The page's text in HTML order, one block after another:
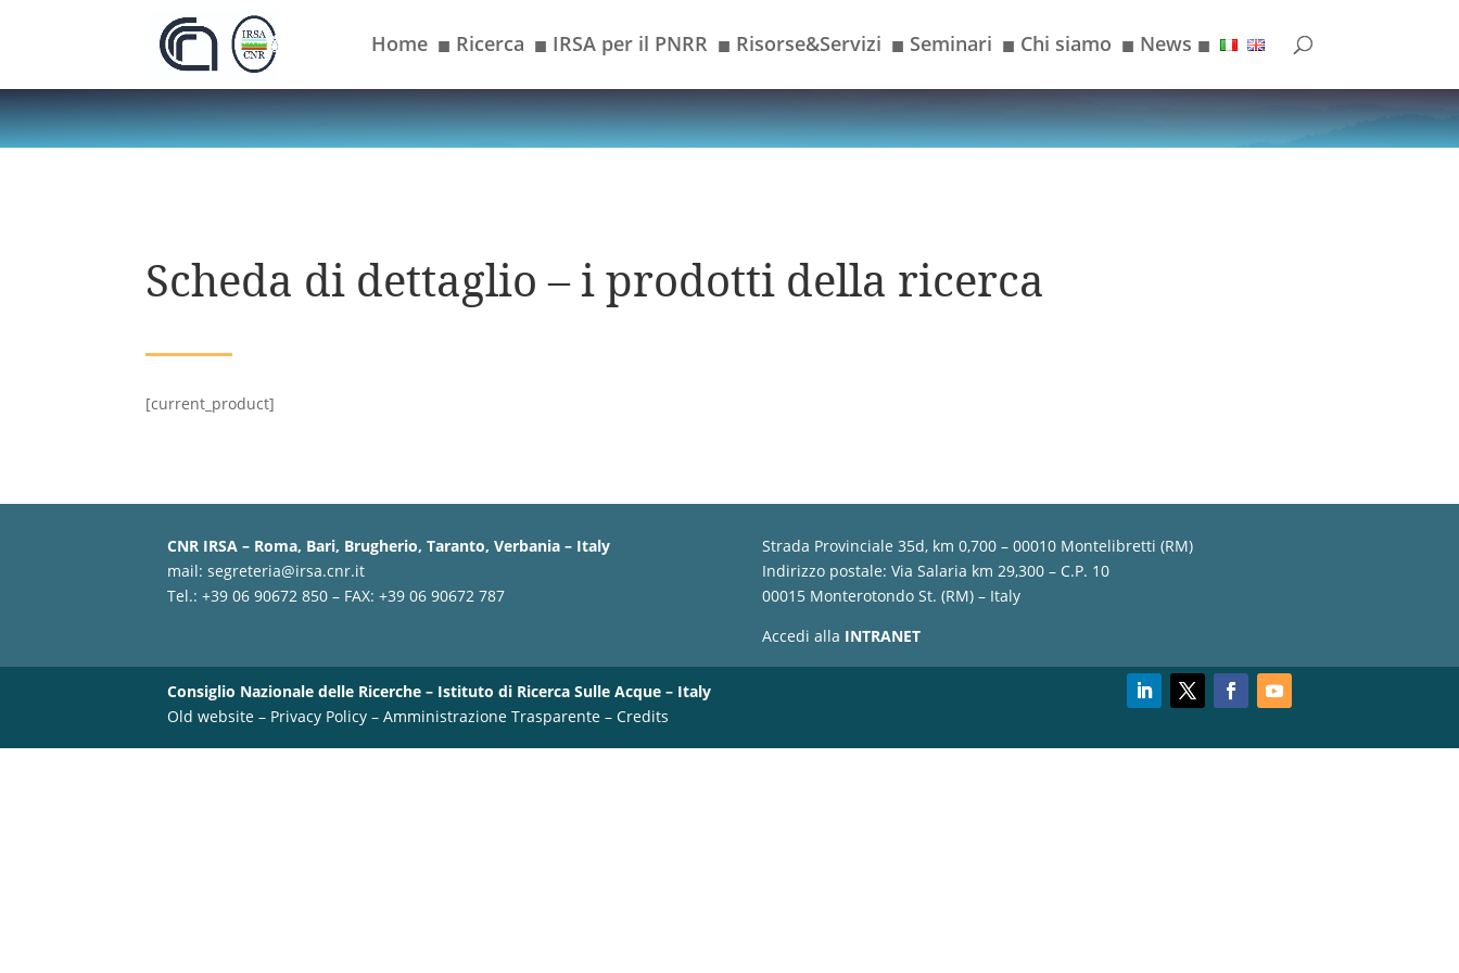
Home ■ Ricerca ■ IRSA per il PNRR ■ Risorse&Servizi ■ Seminari ■ Chi siamo ■ News ■
Scheda di dettaglio – i prodotti della ricerca
[current_product]
CNR IRSA – Roma, Bari, Brugherio, Taranto, Verbania – Italy
mail:segreteria@irsa.cnr.it
Tel.: +39 06 90672 850 – FAX: +39 06 90672 787
Strada Provinciale 35d, km 0,700 – 00010 Montelibretti (RM)
Indirizzo postale: Via Salaria km 29,300 – C.P. 10
00015 Monterotondo St. (RM) – Italy
Accedi alla INTRANET
Consiglio Nazionale delle Ricerche – Istituto di Ricerca Sulle Acque – Italy
Old website – Privacy Policy –Amministrazione Trasparente –Credits